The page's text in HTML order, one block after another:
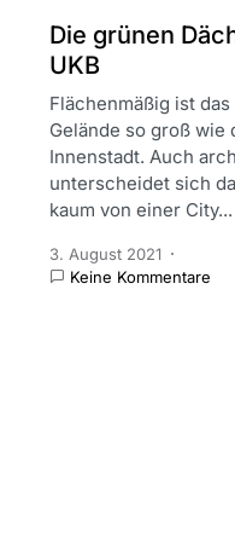
Die grünen
UKB
Flächenmäßig ist das
Gelände so groß wie
Innenstadt. Auch
unterscheidet sich
kaum von einer City...
3. August 2021
Keine Kommentare